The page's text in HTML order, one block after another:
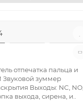
отпечатка пальца и
Звуковой зуммер
Выходы: NC, NO,
выхода, сирена, и..